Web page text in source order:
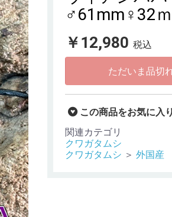
♂61mm♀32
￥12,980 税込
ただいま品切
この商品をお気に入
関連カテゴリ
クワガタムシ
クワガタムシ ＞ 外国産